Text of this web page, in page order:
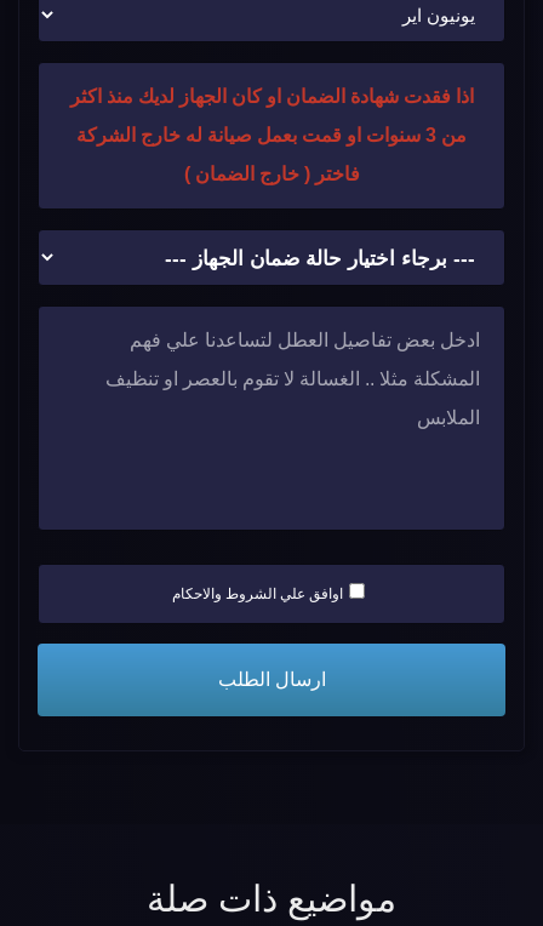
اذا فقدت شهادة الضمان او كان الجهاز لديك منذ اكثر
من 3 سنوات او قمت بعمل صيانة له خارج الشركة
فاختر ( خارج الضمان )
اوافق علي الشروط والاحكام
مواضيع ذات صلة